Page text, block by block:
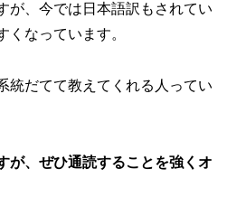
が、今では日本語訳もされてい
くなっています。
統だてて教えてくれる人ってい
が、ぜひ通読することを強くオ